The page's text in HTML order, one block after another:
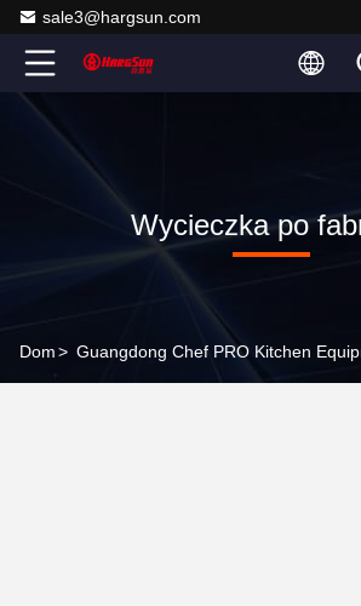
sale3@hargsun.com
Wycieczka po
Dom>